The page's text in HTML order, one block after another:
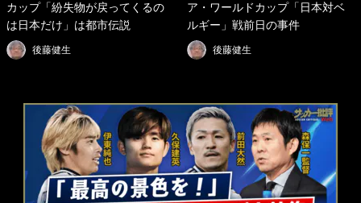
カップ「紛失物が戻ってくるの
は日本だけ」は都市伝説
後藤健生
ア・ワールドカップ「日本対ベ
ルギー」戦前日の事件
後藤健生